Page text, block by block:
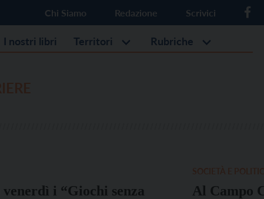
Chi Siamo Redazione Scrivici
I nostri libri Territori Rubriche
i “Giochi senza
Al Campo